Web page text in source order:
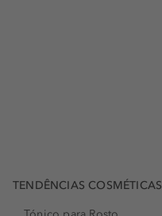
TENDÊNCIAS COSMÉTICAS